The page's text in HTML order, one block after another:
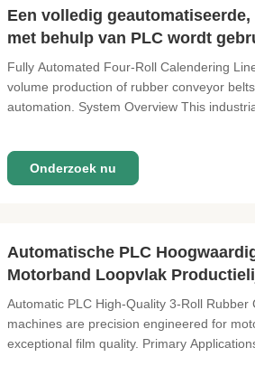
Een volledig
met behulp van PLC wordt
rubberen platen.
Fully Automated Four-Roll Calendering
volume production of rubber conveyor
automation. System Overview This
Onderzoek nu
Automatische PLC
Motorband Loopvlak
Automatic PLC High-Quality 3-Roll
machines are precision engineered for
exceptional film quality. Primary